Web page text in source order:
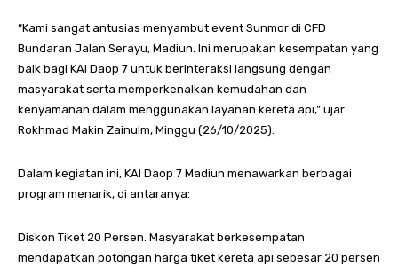
“Kami sangat antusias menyambut event Sunmor di CFD
Bundaran Jalan Serayu, Madiun. Ini merupakan kesempatan yang
baik bagi KAI Daop 7 untuk berinteraksi langsung dengan
masyarakat serta memperkenalkan kemudahan dan
kenyamanan dalam menggunakan layanan kereta api,” ujar
Rokhmad Makin Zainulm, Minggu (26/10/2025).
Dalam kegiatan ini, KAI Daop 7 Madiun menawarkan berbagai
program menarik, di antaranya:
Diskon Tiket 20 Persen. Masyarakat berkesempatan
mendapatkan potongan harga tiket kereta api sebesar 20 persen